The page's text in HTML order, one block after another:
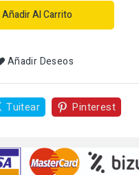
Añadir Al Carrito
Añadir Deseos
Tuitear Pinterest